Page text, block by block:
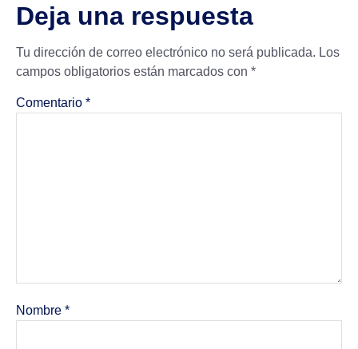
Deja una respuesta
Tu dirección de correo electrónico no será publicada. Los
campos obligatorios están marcados con *
Comentario *
Nombre *